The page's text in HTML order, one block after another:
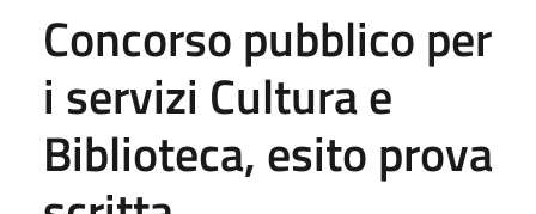
Concorso pubblico per
i servizi Cultura e
Biblioteca, esito prova